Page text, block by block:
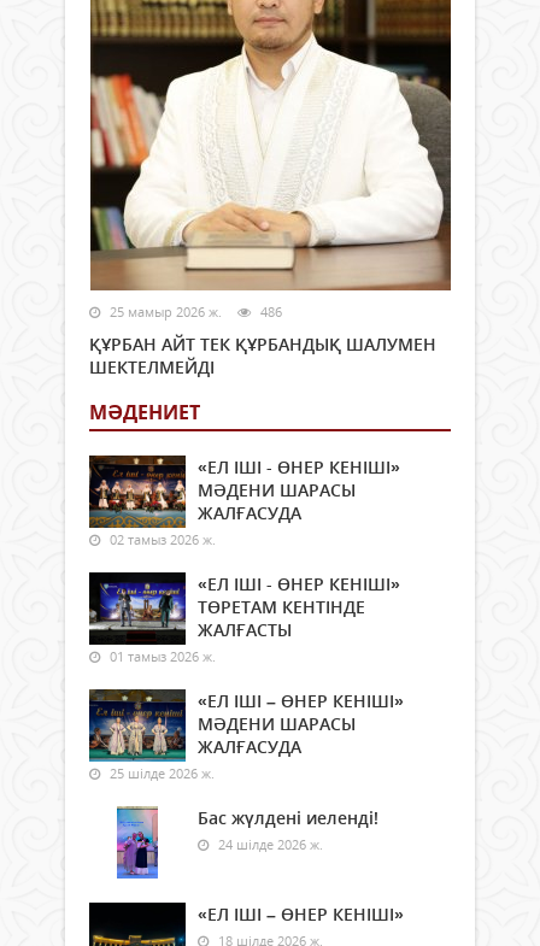
25 мамыр 2026 ж. 486
ҚҰРБАН АЙТ ТЕК ҚҰРБАНДЫҚ ШАЛУМЕН
ШЕКТЕЛМЕЙДІ
МӘДЕНИЕТ
«ЕЛ ІШІ - ӨНЕР КЕНІШІ»
МӘДЕНИ ШАРАСЫ
ЖАЛҒАСУДА
02 тамыз 2026 ж.
«ЕЛ ІШІ - ӨНЕР КЕНІШІ»
ТӨРЕТАМ КЕНТІНДЕ
ЖАЛҒАСТЫ
01 тамыз 2026 ж.
«ЕЛ ІШІ – ӨНЕР КЕНІШІ»
МӘДЕНИ ШАРАСЫ
ЖАЛҒАСУДА
25 шілде 2026 ж.
Бас жүлдені иеленді!
24 шілде 2026 ж.
«ЕЛ ІШІ – ӨНЕР КЕНІШІ»
18 шілде 2026 ж.